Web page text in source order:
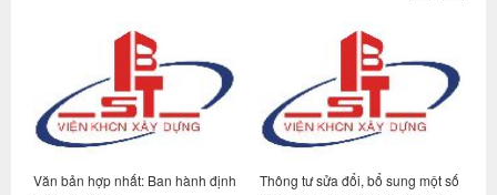
Văn bản hợp nhất: Ban hành định
Thông tư sửa đổi, bổ sung một số